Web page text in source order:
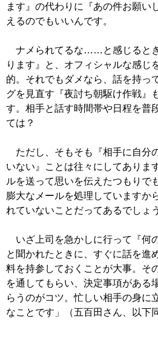
ます』の代わりに『あの件お願い
えるのでもいいんです。
ナメられてるな……と感じると
ります』と、オフィシャルな感じ
的。それでもダメなら、話を持っ
グを見直す『夜討ち朝駆け作戦』
す。相手と話す時間帯や日程を普
ては？
ただし、そもそも『相手に自分
いない』ことは往々にしてありま
ルを送って思いを伝えたつもりで
膨大なメールを処理していますか
れていないことだってあるでしょう
いざ上司を急かしに行って『何
と聞かれたときに、すぐに話を進
料を持参しておくことが大事。そ
を通してもらい、決定事項がある
らうのがコツ。忙しい相手の身に
なことです」（五百田さん、以下同